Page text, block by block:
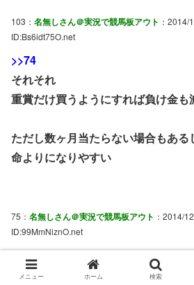
103： 名無しさん＠実況で競馬板アウト ：2014/
ID:Bs6idt75O.net
>>74
それそれ
重賞だけ買うようにすれば負け金も
ただし数ヶ月当たらない場合もあ
命よりになりやすい
75： 名無しさん＠実況で競馬板アウト ：2014/
ID:99MmNiznO.net
ウチパクは死んでも買わない
メニュー ホーム 検索